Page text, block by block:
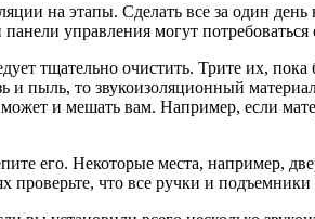
на этапы. Сделать все за один день
панели управления могут
тщательно очистить. Трите их,
и пыль, то звукоизоляционный
и мешать вам. Например, если
его. Некоторые места, например,
проверьте, что все ручки и подъемники